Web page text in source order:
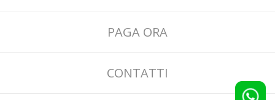
PAGA ORA
CONTATTI